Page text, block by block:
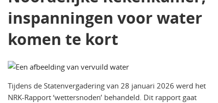
inspanningen voor water
komen te kort
Tijdens de Statenvergadering van 28 januari 2026 werd het
NRK-Rapport ‘wettersnoden’ behandeld. Dit rapport gaat